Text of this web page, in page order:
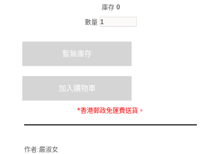
庫存 0
數量
*香港郵政免運費送貨。
作者:嚴淑女